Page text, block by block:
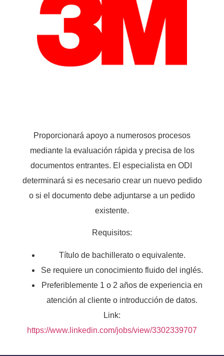
Proporcionará apoyo a numerosos procesos
mediante la evaluación rápida y precisa de los
documentos entrantes. El especialista en ODI
determinará si es necesario crear un nuevo pedido
o si el documento debe adjuntarse a un pedido
existente.
Requisitos:
Título de bachillerato o equivalente.
Se requiere un conocimiento fluido del inglés.
Preferiblemente 1 o 2 años de experiencia en
atención al cliente o introducción de datos.
Link:
https://www.linkedin.com/jobs/view/3302339707